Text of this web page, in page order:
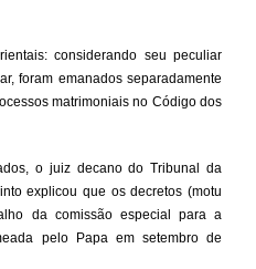
considerando seu peculiar
foram emanados separadamente
matrimoniais no Código dos
o juiz decano do Tribunal da
explicou que os decretos (motu
da comissão especial para a
pelo Papa em setembro de